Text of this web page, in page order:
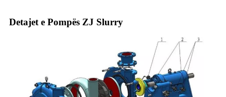
Detajet e Pompës ZJ Slurry